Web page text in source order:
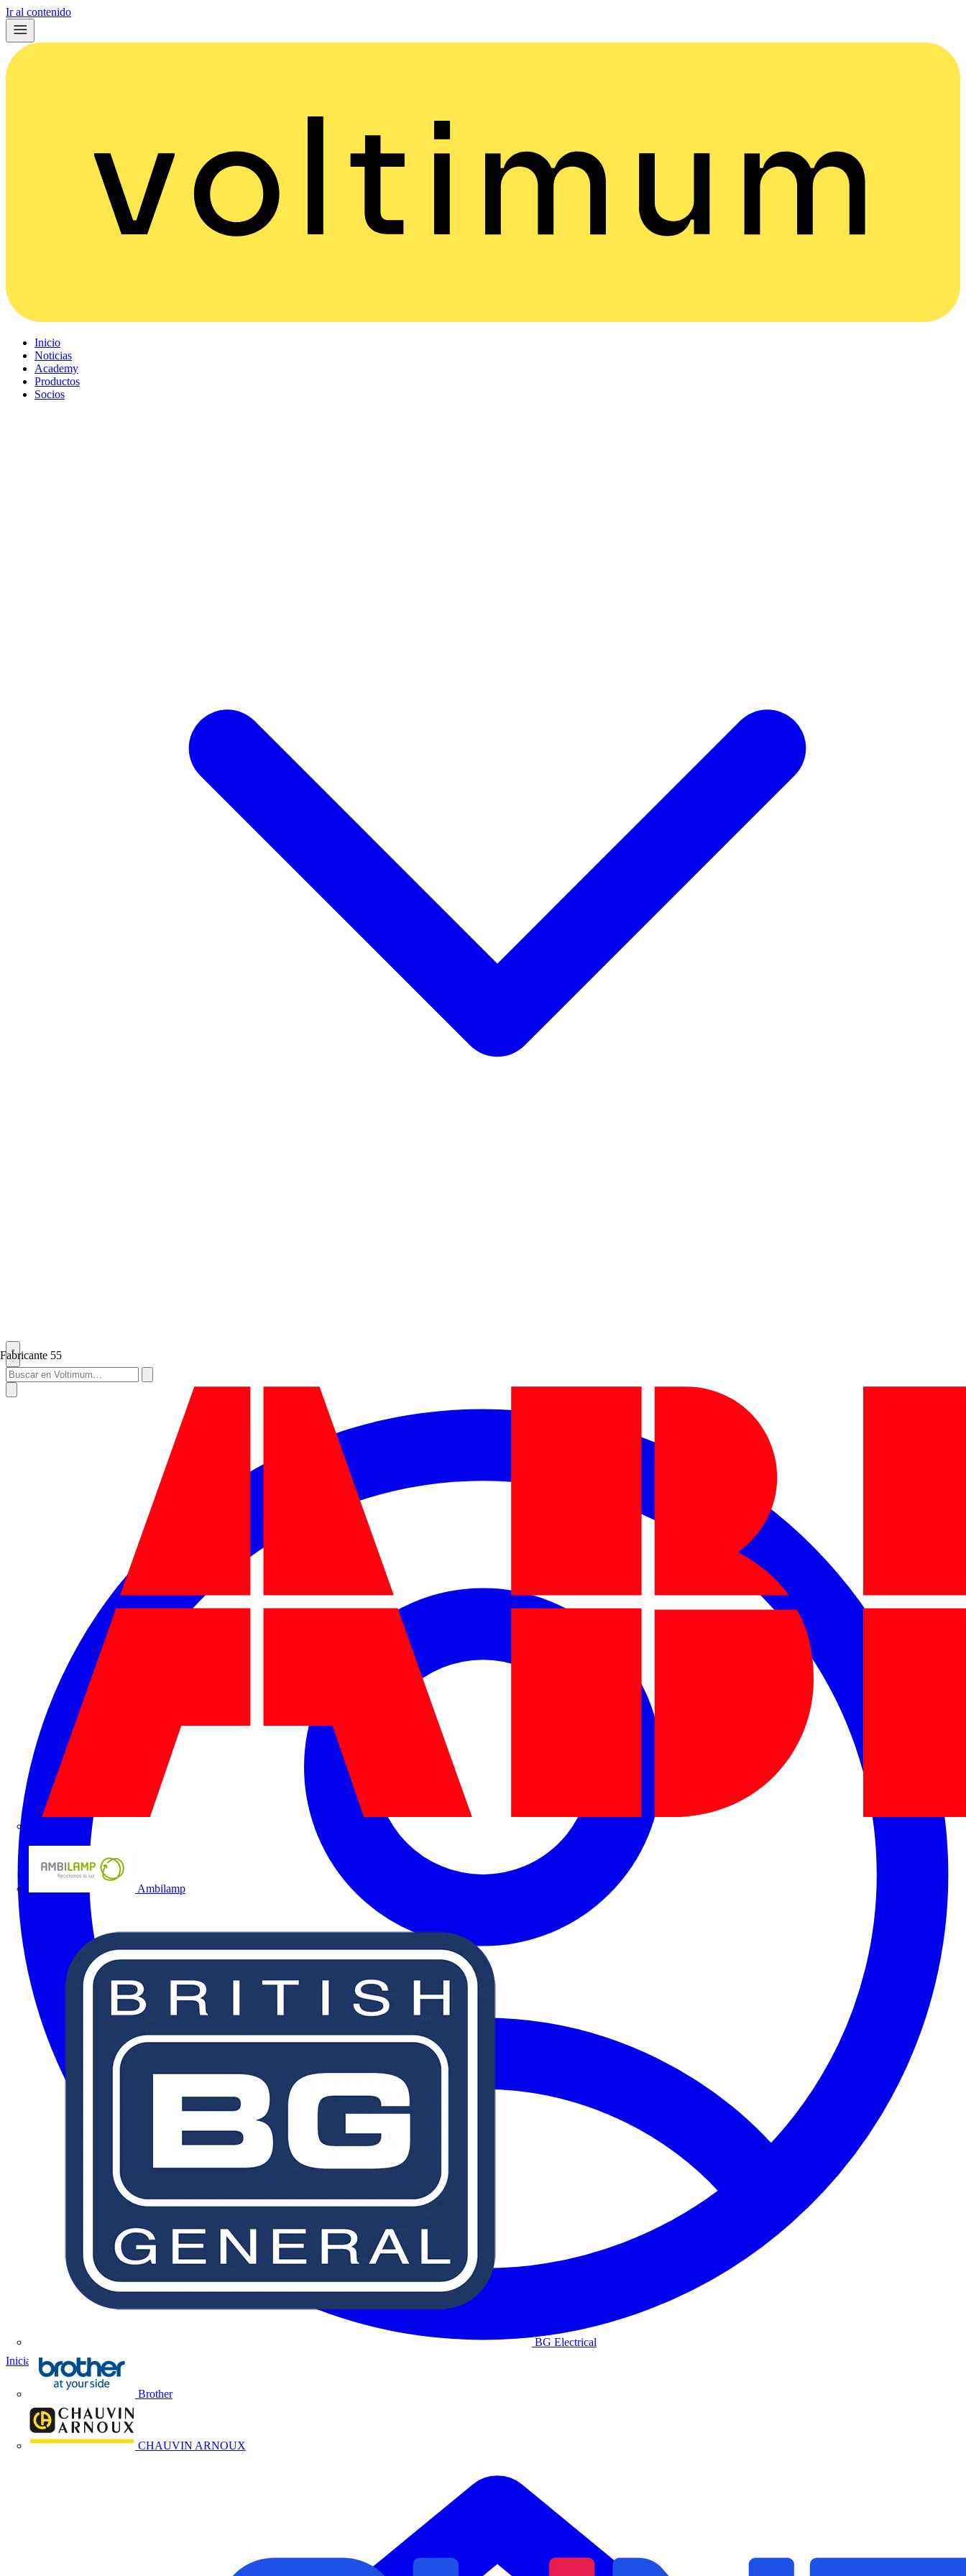
Ir al contenido
Inicio
Noticias
Academy
Productos
Socios
Fabricante 55
Ambilamp
BG Electrical
Brother
CHAUVIN ARNOUX
Iniciar sesiónRegistrarse